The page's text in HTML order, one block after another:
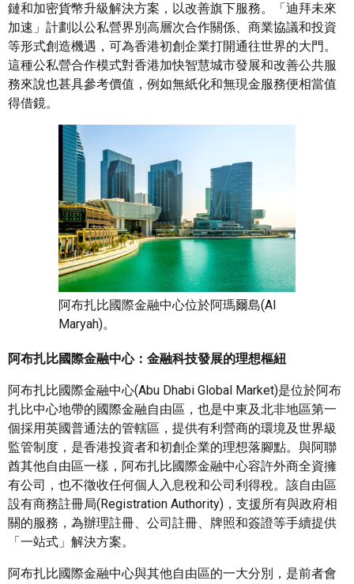
鏈和加密貨幣升級解決方案，以改善旗下服務。「迪拜未來
加速」計劃以公私營界別高層次合作關係、商業協議和投資
等形式創造機遇，可為香港初創企業打開通往世界的大門。
這種公私營合作模式對香港加快智慧城市發展和改善公共服
務來說也甚具參考價值，例如無紙化和無現金服務便相當值
得借鏡。
阿布扎比國際金融中心位於阿瑪爾島(Al
Maryah)。
阿布扎比國際金融中心：金融科技發展的理想樞紐
阿布扎比國際金融中心(Abu Dhabi Global Market)是位於阿布
扎比中心地帶的國際金融自由區，也是中東及北非地區第一
個採用英國普通法的管轄區，提供有利營商的環境及世界級
監管制度，是香港投資者和初創企業的理想落腳點。與阿聯
酋其他自由區一樣，阿布扎比國際金融中心容許外商全資擁
有公司，也不徵收任何個人入息稅和公司利得稅。該自由區
設有商務註冊局(Registration Authority)，支援所有與政府相
關的服務，為辦理註冊、公司註冊、牌照和簽證等手續提供
「一站式」解決方案。
阿布扎比國際金融中心與其他自由區的一大分別，是前者會